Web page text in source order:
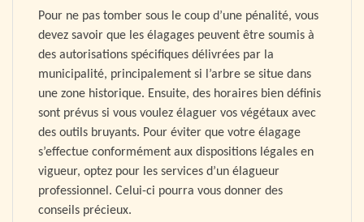
Pour ne pas tomber sous le coup d’une pénalité, vous
devez savoir que les élagages peuvent être soumis à
des autorisations spécifiques délivrées par la
municipalité, principalement si l’arbre se situe dans
une zone historique. Ensuite, des horaires bien définis
sont prévus si vous voulez élaguer vos végétaux avec
des outils bruyants. Pour éviter que votre élagage
s’effectue conformément aux dispositions légales en
vigueur, optez pour les services d’un élagueur
professionnel. Celui-ci pourra vous donner des
conseils précieux.